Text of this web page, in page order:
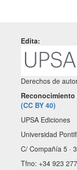
Edita:
Derechos de
Reconocimiento
(CC BY 40)
UPSA Ediciones
Universidad
C/ Compañía 5 ·
Tfno: +34 923